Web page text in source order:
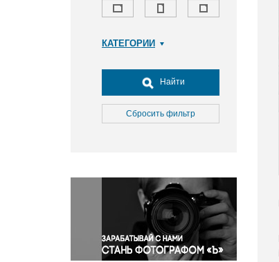
КАТЕГОРИИ
Досуг, туризм и отдых
Культура
Медицина
Окружающая среда
Политика
Правосудие
Происшествия и конфликты
Религия
Найти
Сбросить фильтр